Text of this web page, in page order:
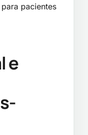
pacientes
e